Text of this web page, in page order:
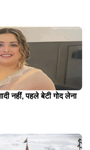
नहीं, पहले बेटी गोद लेना